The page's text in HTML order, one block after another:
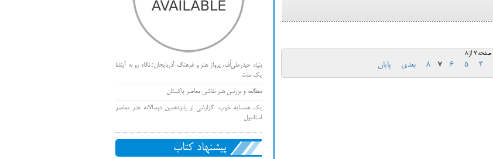
صفحه7 از8
4
5
6
7
8 بعدی پایان
بنیاد حیدرعلی‌اُف، پرواز هنر و فرهنگ آذربایجان؛ نگاه رو به آیندۀ
یک ملت
مطالعه و بررسی هنر نقاشی معاصر پاکستان
یک همسایه خوب، گزارشی از پانزدهمین دوسالانه هنر معاصر
استانبول
پیشنهاد کتاب